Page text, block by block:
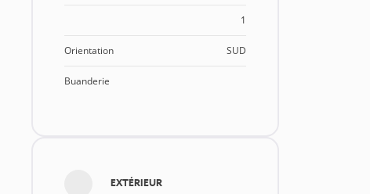
1
Orientation SUD
Buanderie
EXTÉRIEUR